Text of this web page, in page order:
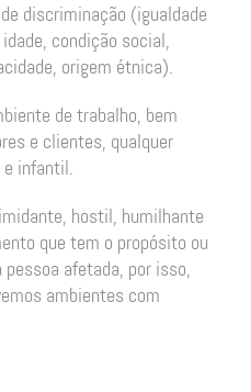
discriminação (igualdade
condição social,
origem étnica).
de trabalho, bem
e clientes, qualquer
e infantil.
hostil, humilhante
que tem o propósito ou
afetada, por isso,
ambientes com